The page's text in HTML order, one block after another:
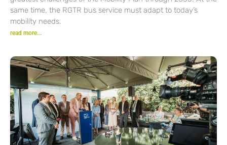
same time, the RGTR bus service must adapt to today’s
mobility needs.
read more...